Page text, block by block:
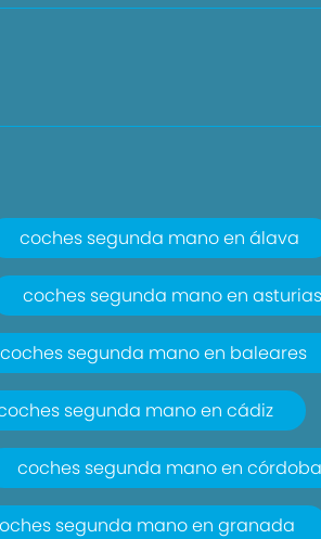
coches segunda mano en álava
coches segunda mano en asturias
coches segunda mano en baleares
segunda mano en cádiz
coches segunda mano en córdoba
segunda mano en granada